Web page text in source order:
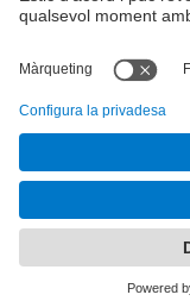
Foment i suport a la
transferència,
Serveis per a empreses
© UPC Universitat